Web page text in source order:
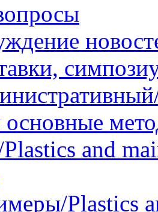
Plastics and
Plastics